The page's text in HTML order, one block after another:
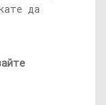
да